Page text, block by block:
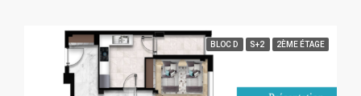
BLOC D S+2 2ÈME ÉTAGE